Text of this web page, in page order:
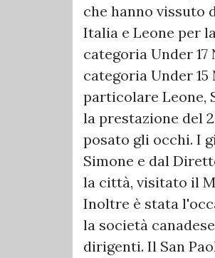
che hanno vissuto
Italia e Leone per
categoria Under
categoria Under
particolare Leone,
la prestazione del
posato gli occhi. I
Simone e dal
la città, visitato il
Inoltre è stata
la società
dirigenti. Il San